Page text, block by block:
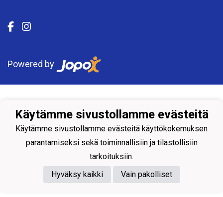
Powered by
Käytämme sivustollamme evästeitä
Käytämme sivustollamme evästeitä käyttökokemuksen
parantamiseksi sekä toiminnallisiin ja tilastollisiin
tarkoituksiin.
Hyväksy kaikki
Vain pakolliset